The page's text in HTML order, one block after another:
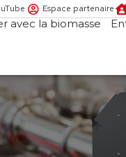
Espace partenaire
avec la biomasse